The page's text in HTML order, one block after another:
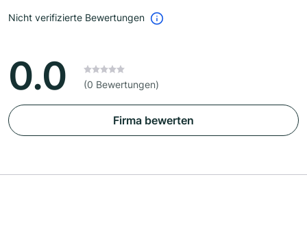
Nicht verifizierte Bewertungen
0.0 (0 Bewertungen)
Firma bewerten